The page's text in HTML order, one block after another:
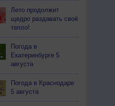
Лето продолжит
щедро раздавать своё
тепло!
Погода в
Екатеринбурге 5
августа
Погода в Краснодаре
5 августа